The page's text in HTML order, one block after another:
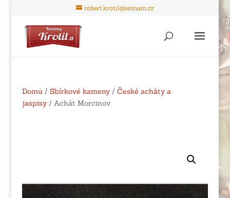
robert.krotil@seznam.cz
Domů / Sbírkové kameny/ České acháty a
jaspisy/ Achát Morcinov